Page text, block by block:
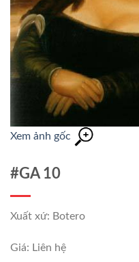
Xem ảnh gốc
#GA 10
Xuất xứ: Botero
Giá: Liên hệ